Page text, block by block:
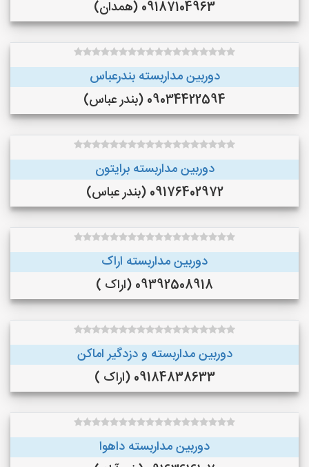
09187104963 (همدان)
دوربین مداربسته بندرعباس
09034422594 (بندر عباس)
دوربین مداربسته برایتون
09176402972 (بندر عباس)
دوربین مداربسته اراک
09392508918 (اراک )
دوربین مداربسته و دزدگیر اماکن
09184838633 (اراک )
دوربین مداربسته داهوا